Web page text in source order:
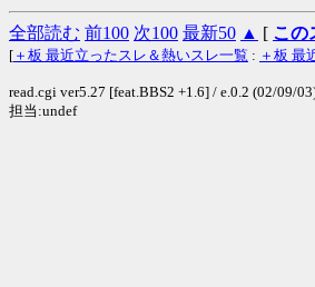
全部読む 前100 次100 最新50 ▲ [ この
[ ＋板 最近立ったスレ＆熱いスレ一覧 : ＋板 最
read.cgi ver5.27 [feat.BBS2 +1.6] / e.0.2 (02/09/
担当:undef